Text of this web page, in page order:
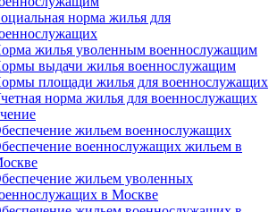
норма жилья для
жилья уволенным военнослужащим
выдачи жилья военнослужащим
площади жилья для военнослужащих
норма жилья для военнослужащих
жильем военнослужащих
военнослужащих жильем в
жильем уволенных
в Москве